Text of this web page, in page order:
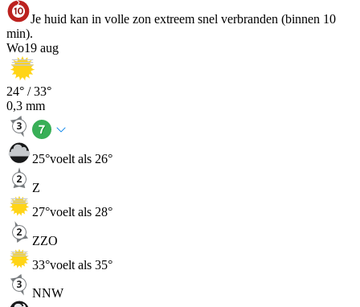
Je huid kan in volle zon extreem snel verbranden (binnen 10
min).
Wo19 aug
24° /33°
0,3 mm
25°voelt als 26°
Z
27°voelt als 28°
ZZO
33°voelt als 35°
NNW